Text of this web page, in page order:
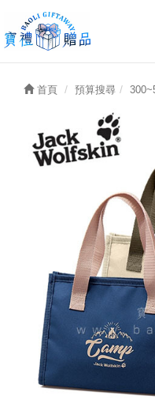
首頁 預算搜尋